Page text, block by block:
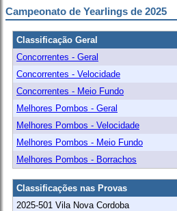
Campeonato de Yearlings de 2025
Classificação Geral
Concorrentes - Geral
Concorrentes - Velocidade
Concorrentes - Meio Fundo
Melhores Pombos - Geral
Melhores Pombos - Velocidade
Melhores Pombos - Meio Fundo
Melhores Pombos - Borrachos
Classificações nas Provas
2025-501 Vila Nova Cordoba